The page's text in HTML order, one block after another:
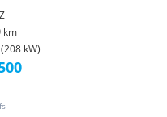
km
(208 kW)